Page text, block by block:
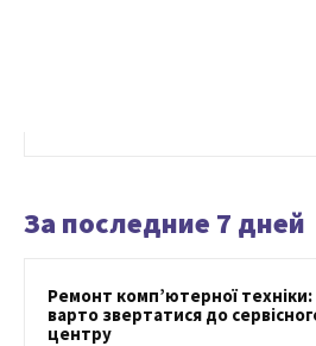
За последние 7 дней
Ремонт комп’ютерної техніки:
варто звертатися до
центру